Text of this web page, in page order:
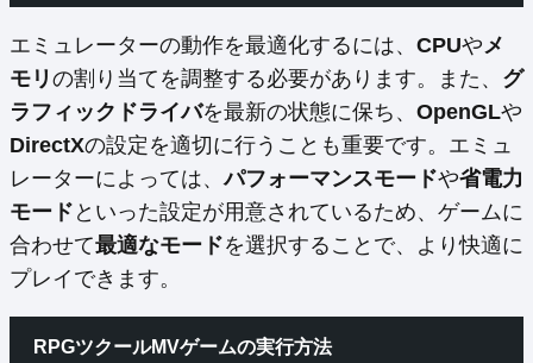
エミュレーターの動作を最適化するには、 CPUやメ
モリ の割り当てを調整する必要があります。また、 グ
ラフィックドライバを最新の状態に保ち、 OpenGLや
DirectXの設定を適切に行うことも重要です。エミュ
レーターによっては、パフォーマンスモードや省電力
モード といった設定が用意されているため、ゲームに
合わせて最適なモードを選択することで、より快適に
プレイできます。
RPGツクールMVゲームの実行方法